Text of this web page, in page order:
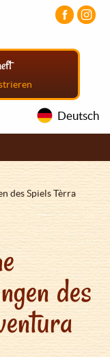
Deutsch
des Spiels Tèrra
des